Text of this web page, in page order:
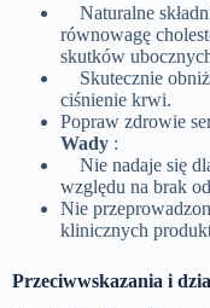
Naturalne
równowagę
skutków
Skutecznie
ciśnienie krwi.
Popraw zdrowie
Wady :
Nie nadaje się
względu na brak
Nie
klinicznych
Przeciwwskazania i